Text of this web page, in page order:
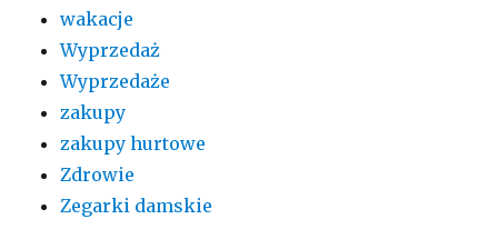
wakacje
Wyprzedaż
Wyprzedaże
zakupy
zakupy hurtowe
Zdrowie
Zegarki damskie